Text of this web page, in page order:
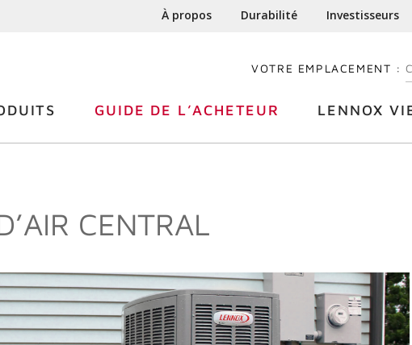
À propos Durabilité Investisseurs
VOTRE EMPLACEMENT :
GUIDE DE L’ACHETEUR LENNOX
CENTRAL